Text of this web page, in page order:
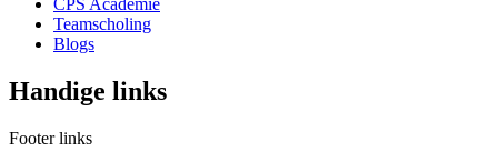
CPS Academie
Teamscholing
Blogs
Handige links
Footer links